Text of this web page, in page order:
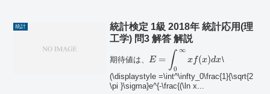
依るものなのか分からなくなっている。
これを一言で表すと、この...
統計
統計検定 1級 2018年 統計応用(理
工学) 問3 解答 解説
期待値は、E = ∫ ∞
0
x f(x)dx\
(\displaystyle =\int^\infty_0\frac{1}{\sqrt{2
\pi }\sigma}e^{-\frac{(\ln x...